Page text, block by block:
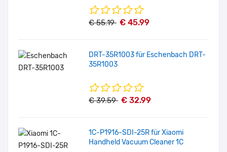
€ 55.19 € 45.99
DRT-35R1003 für Eschenbach DRT-
35R1003
€ 39.59 € 32.99
1C-P1916-SDI-25R für Xiaomi
Handheld Vacuum Cleaner 1C